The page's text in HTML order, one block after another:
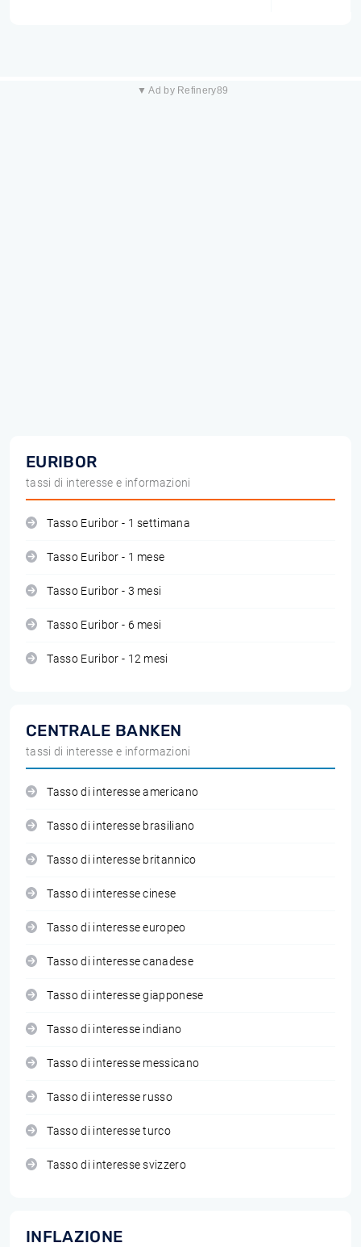
▼ Ad by Refinery89
EURIBOR
tassi di interesse e informazioni
Tasso Euribor - 1 settimana
Tasso Euribor - 1 mese
Tasso Euribor - 3 mesi
Tasso Euribor - 6 mesi
Tasso Euribor - 12 mesi
CENTRALE BANKEN
tassi di interesse e informazioni
Tasso di interesse americano
Tasso di interesse brasiliano
Tasso di interesse britannico
Tasso di interesse cinese
Tasso di interesse europeo
Tasso di interesse canadese
Tasso di interesse giapponese
Tasso di interesse indiano
Tasso di interesse messicano
Tasso di interesse russo
Tasso di interesse turco
Tasso di interesse svizzero
INFLAZIONE